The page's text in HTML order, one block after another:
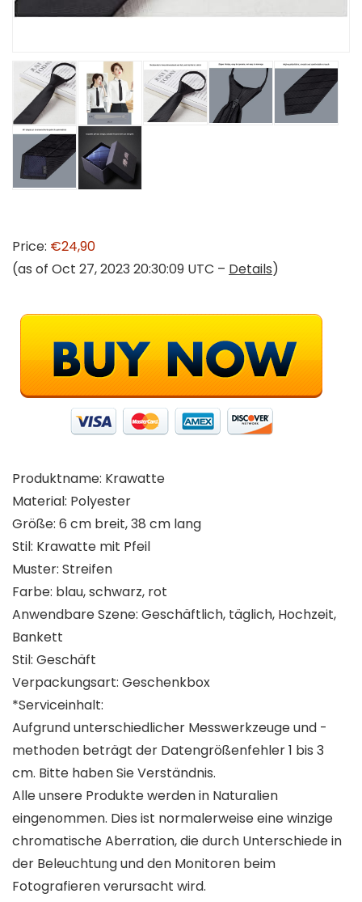
Price: €24,90
(as of Oct 27, 2023 20:30:09 UTC – Details)
Produktname: Krawatte
Material: Polyester
Größe: 6 cm breit, 38 cm lang
Stil: Krawatte mit Pfeil
Muster: Streifen
Farbe: blau, schwarz, rot
Anwendbare Szene: Geschäftlich, täglich, Hochzeit,
Bankett
Stil: Geschäft
Verpackungsart: Geschenkbox
*Serviceinhalt:
Aufgrund unterschiedlicher Messwerkzeuge und -
methoden beträgt der Datengrößenfehler 1 bis 3
cm. Bitte haben Sie Verständnis.
Alle unsere Produkte werden in Naturalien
eingenommen. Dies ist normalerweise eine winzige
chromatische Aberration, die durch Unterschiede in
der Beleuchtung und den Monitoren beim
Fotografieren verursacht wird.